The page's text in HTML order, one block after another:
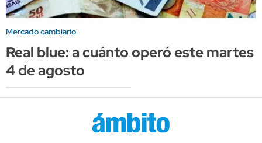
Mercado cambiario
Real blue: a cuánto operó este martes
4 de agosto